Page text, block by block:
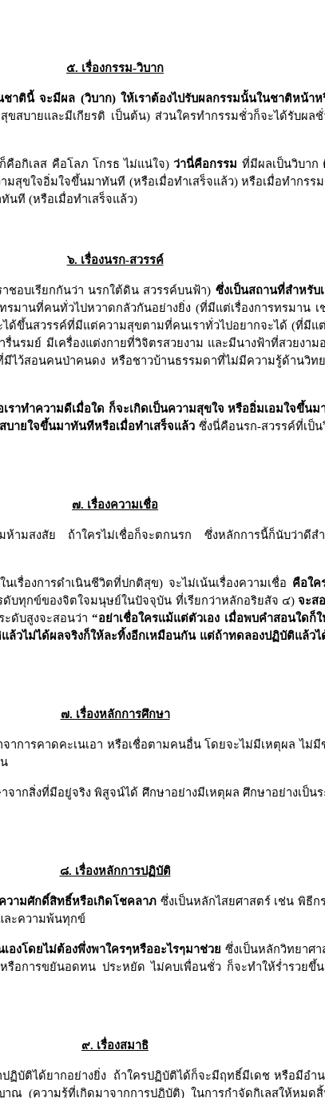
๕. เรื่องกรรม-วิบาก
ชาตินี้ จะมีผล (วิบาก) ให้เราต้องไปรับผลกรรมนั้นในชาติหน้า
สบายและมีเกียรติ เป็นต้น) ส่วนใครทำกรรมชั่วก็จะได้รับผ
คือกิเลส คือโลภ โกรธ ไม่แน่ใจ)ว่านี่คือกรรม ที่มีผลเป็นวิบาก
สุขใจอิ่มใจขึ้นมาทันที (หรือเมื่อทำเสร็จแล้ว) หรือเมื่อทำกร
นที (หรือเมื่อทำเสร็จแล้ว)
๖. เรื่องนรก-สวรรค์
าชอบเรียกกันว่า นรกใต้ดิน สวรรค์บนฟ้า) ซึ่งเป็นสถานที่สำหรับ
รมานที่คนทั่วไปหวาดกลัวกันอย่างยิ่ง (ที่มีแต่เรื่องการทรมา
ขึ้นสวรรค์ที่มีแต่ความสุขตามที่คนเราทั่วไปอยากจะได้ (ที่มีแต่
รมย์ มีเครื่องแต่งกายที่วิจิตรสวยงาม และมีนางฟ้าที่สวยงาม
ไว้สอนคนป่าคนดง หรือชาวบ้านธรรมดาที่ไม่มีความรู้ด้านวิ
เราทำความดีเมื่อใด ก็จะเกิดเป็นความสุขใจ หรืออิ่มเอมใจขึ้น
บายใจขึ้นมาทันทีหรือเมื่อทำเสร็จแล้ว ซึ่งนี่คือนรก-สวรรค์ที่เป็
๗. เรื่องความเชื่อ
ามสงสัย ถ้าใครไม่เชื่อก็จะตกนรก ซึ่งหลักการนี้ก็นับว่าดีสำ
รื่องการดำเนินชีวิตที่ปกติสุข) จะไม่เน้นเรื่องความเชื่อ คือใค
ดับทุกข์ของจิตใจมนุษย์ในปัจจุบัน ที่เรียกว่าหลักอริยสัจ ๔)จะส
ะดับสูงจะสอนว่า“อย่าเชื่อใครแม้แต่ตัวเอง เมื่อพบคำสอนใด
วไม่ได้ผลจริงก็ให้ละทิ้งอีกเหมือนกัน แต่ถ้าทดลองปฏิบัติแล้วไ
๗. เรื่องหลักการศึกษา
าการคาดคะเนเอา หรือเชื่อตามคนอื่น โดยจะไม่มีเหตุผล ไม่
จากสิ่งที่มีอยู่จริง พิสูจน์ได้ ศึกษาอย่างมีเหตุผล ศึกษาอย่างเป็น
๘. เรื่องหลักการปฏิบัติ
วามศักดิ์สิทธิ์หรือเกิดโชคลาภ ซึ่งเป็นหลักไสยศาสตร์ เช่น พิธีก
ละความพ้นทุกข์
งโดยไม่ต้องพึ่งพาใครๆหรืออะไรๆมาช่วย ซึ่งเป็นหลักวิทยาศ
รือการขยันอดทน ประหยัด ไม่คบเพื่อนชั่ว ก็จะทำให้ร่ำรวยขึ้
๙. เรื่องสมาธิ
ฏิบัติได้ยากอย่างยิ่ง
ถ้าใครปฏิบัติได้ก็จะมีฤทธิ์มีเดช หรือมีอำ
ณ (ความรู้ที่เกิดมาจากการปฏิบัติ) ในการกำจัดกิเลสให้หมด